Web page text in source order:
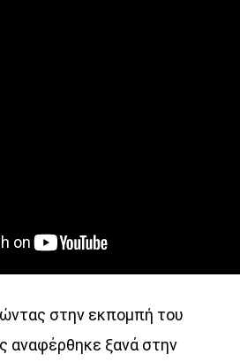
στην εκπομπή του
αναφέρθηκε ξανά στην